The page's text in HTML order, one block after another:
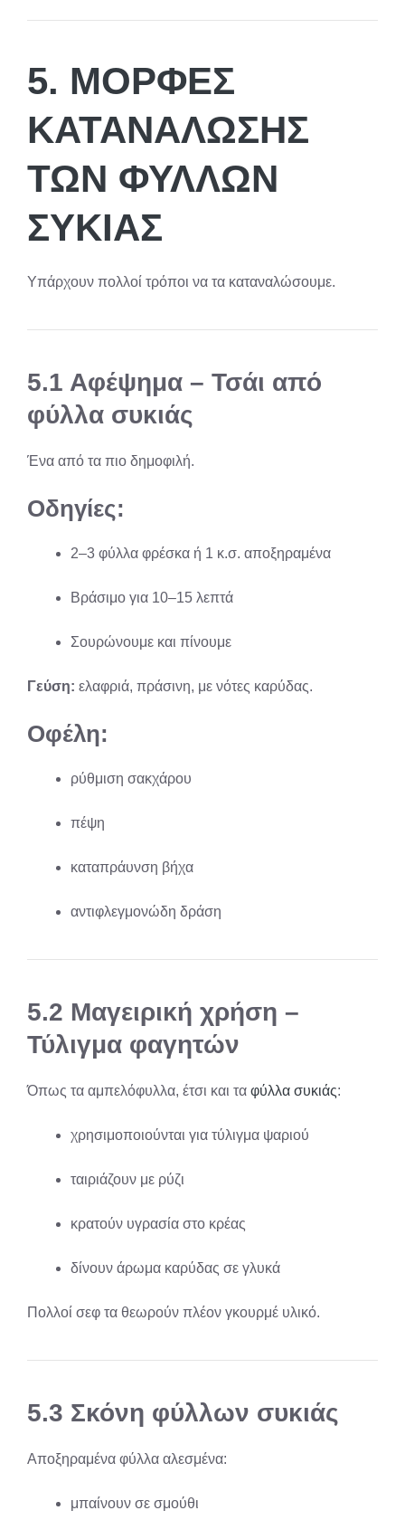
5. ΜΟΡΦΈΣ
ΚΑΤΑΝΆΛΩΣΗΣ
ΤΩΝ ΦΎΛΛΩΝ
ΣΥΚΙΆΣ
Υπάρχουν πολλοί τρόποι να τα καταναλώσουμε.
5.1 Αφέψημα – Τσάι από
φύλλα συκιάς
Ένα από τα πιο δημοφιλή.
Οδηγίες:
2–3 φύλλα φρέσκα ή 1 κ.σ. αποξηραμένα
Βράσιμο για 10–15 λεπτά
Σουρώνουμε και πίνουμε
Γεύση: ελαφριά, πράσινη, με νότες καρύδας.
Οφέλη:
ρύθμιση σακχάρου
πέψη
καταπράυνση βήχα
αντιφλεγμονώδη δράση
5.2 Μαγειρική χρήση –
Τύλιγμα φαγητών
Όπως τα αμπελόφυλλα, έτσι και τα φύλλα συκιάς:
χρησιμοποιούνται για τύλιγμα ψαριού
ταιριάζουν με ρύζι
κρατούν υγρασία στο κρέας
δίνουν άρωμα καρύδας σε γλυκά
Πολλοί σεφ τα θεωρούν πλέον γκουρμέ υλικό.
5.3 Σκόνη φύλλων συκιάς
Αποξηραμένα φύλλα αλεσμένα:
μπαίνουν σε σμούθι